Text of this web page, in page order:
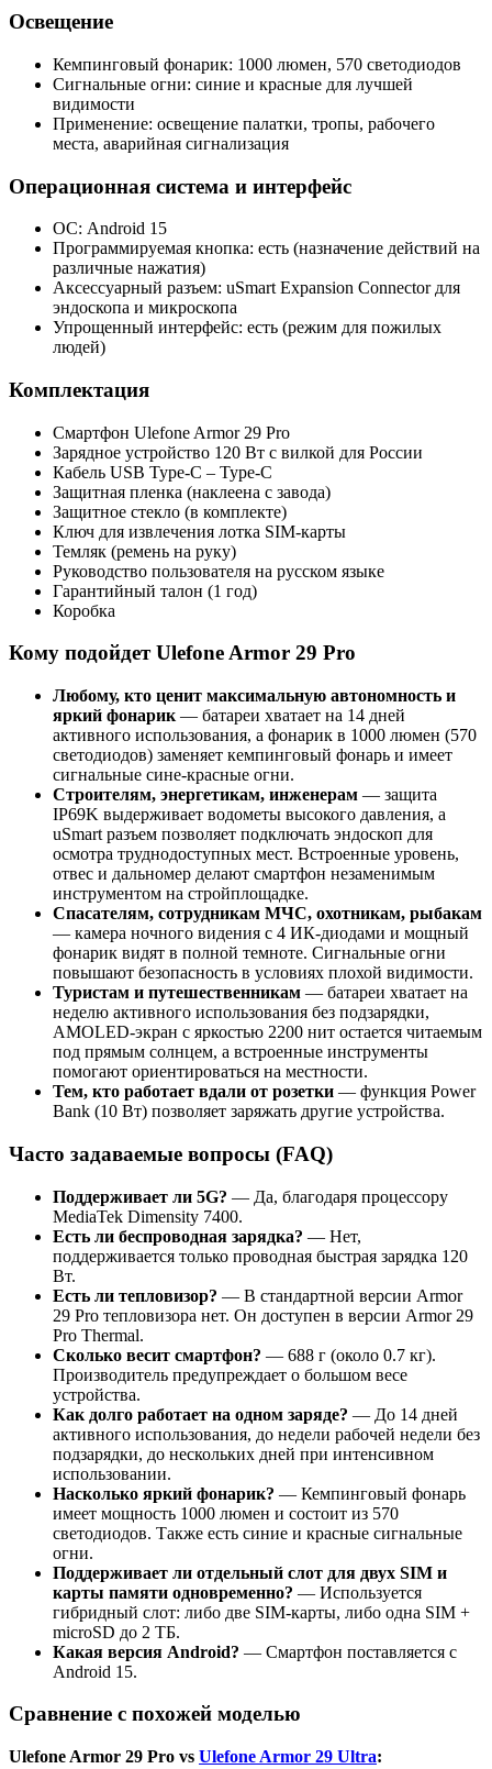
Освещение
Кемпинговый фонарик: 1000 люмен, 570 светодиодов
Сигнальные огни: синие и красные для лучшей
видимости
Применение: освещение палатки, тропы, рабочего
места, аварийная сигнализация
Операционная система и интерфейс
ОС: Android 15
Программируемая кнопка: есть (назначение действий на
различные нажатия)
Аксессуарный разъем: uSmart Expansion Connector для
эндоскопа и микроскопа
Упрощенный интерфейс: есть (режим для пожилых
людей)
Комплектация
Смартфон Ulefone Armor 29 Pro
Зарядное устройство 120 Вт с вилкой для России
Кабель USB Type‑C – Type‑C
Защитная пленка (наклеена с завода)
Защитное стекло (в комплекте)
Ключ для извлечения лотка SIM‑карты
Темляк (ремень на руку)
Руководство пользователя на русском языке
Гарантийный талон (1 год)
Коробка
Кому подойдет Ulefone Armor 29 Pro
Любому, кто ценит максимальную автономность и
яркий фонарик — батареи хватает на 14 дней
активного использования, а фонарик в 1000 люмен (570
светодиодов) заменяет кемпинговый фонарь и имеет
сигнальные сине-красные огни.
Строителям, энергетикам, инженерам — защита
IP69K выдерживает водометы высокого давления, а
uSmart разъем позволяет подключать эндоскоп для
осмотра труднодоступных мест. Встроенные уровень,
отвес и дальномер делают смартфон незаменимым
инструментом на стройплощадке.
Спасателям, сотрудникам МЧС, охотникам, рыбакам
— камера ночного видения с 4 ИК-диодами и мощный
фонарик видят в полной темноте. Сигнальные огни
повышают безопасность в условиях плохой видимости.
Туристам и путешественникам — батареи хватает на
неделю активного использования без подзарядки,
AMOLED-экран с яркостью 2200 нит остается читаемым
под прямым солнцем, а встроенные инструменты
помогают ориентироваться на местности.
Тем, кто работает вдали от розетки — функция Power
Bank (10 Вт) позволяет заряжать другие устройства.
Часто задаваемые вопросы (FAQ)
Поддерживает ли 5G? — Да, благодаря процессору
MediaTek Dimensity 7400.
Есть ли беспроводная зарядка? — Нет,
поддерживается только проводная быстрая зарядка 120
Вт.
Есть ли тепловизор? — В стандартной версии Armor
29 Pro тепловизора нет. Он доступен в версии Armor 29
Pro Thermal.
Сколько весит смартфон? — 688 г (около 0.7 кг).
Производитель предупреждает о большом весе
устройства.
Как долго работает на одном заряде? — До 14 дней
активного использования, до недели рабочей недели без
подзарядки, до нескольких дней при интенсивном
использовании.
Насколько яркий фонарик? — Кемпинговый фонарь
имеет мощность 1000 люмен и состоит из 570
светодиодов. Также есть синие и красные сигнальные
огни.
Поддерживает ли отдельный слот для двух SIM и
карты памяти одновременно? — Используется
гибридный слот: либо две SIM-карты, либо одна SIM +
microSD до 2 ТБ.
Какая версия Android? — Смартфон поставляется с
Android 15.
Сравнение с похожей моделью
Ulefone Armor 29 Pro vs Ulefone Armor 29 Ultra: